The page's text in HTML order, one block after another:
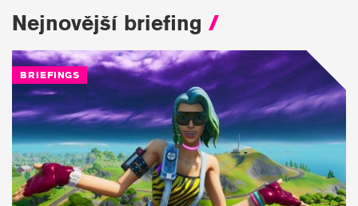
Nejnovější briefing /
BRIEFINGS